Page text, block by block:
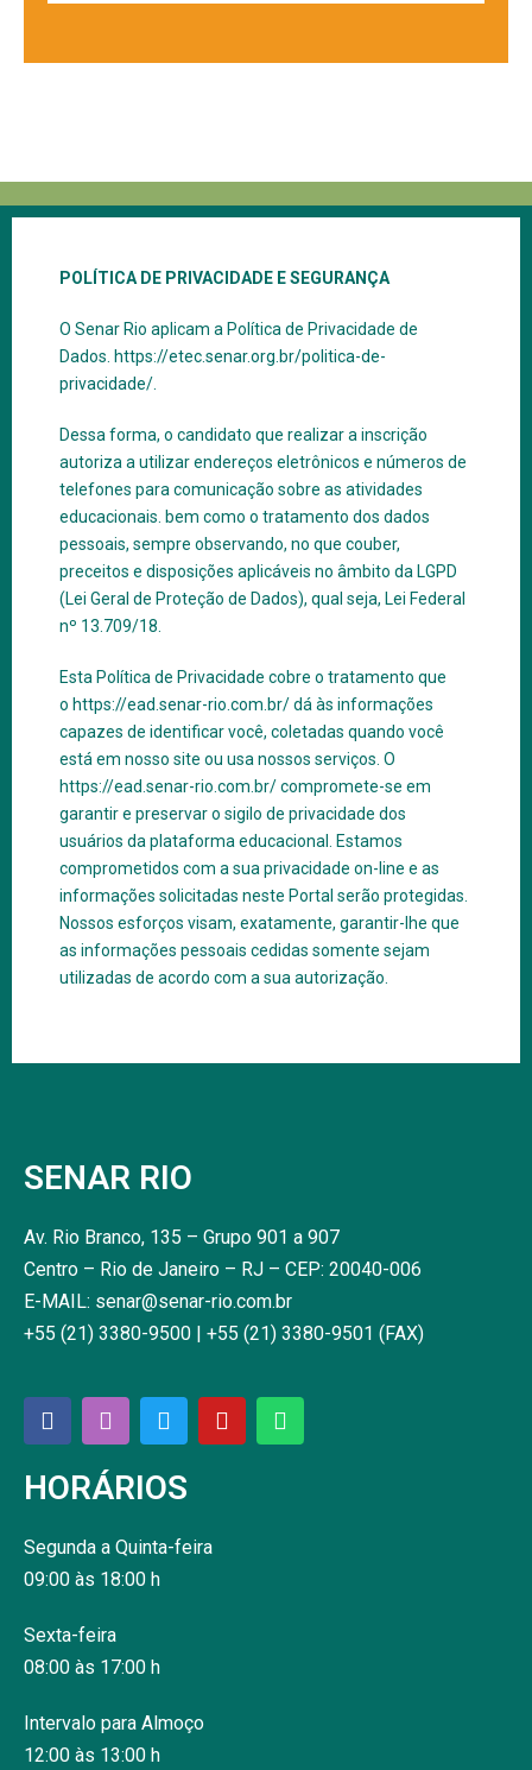
POLÍTICA DE PRIVACIDADE E SEGURANÇA
O Senar Rio aplicam a Política de Privacidade de
Dados. https://etec.senar.org.br/politica-de-
privacidade/.
Dessa forma, o candidato que realizar a inscrição
autoriza a utilizar endereços eletrônicos e números de
telefones para comunicação sobre as atividades
educacionais. bem como o tratamento dos dados
pessoais, sempre observando, no que couber,
preceitos e disposições aplicáveis no âmbito da LGPD
(Lei Geral de Proteção de Dados), qual seja, Lei Federal
nº 13.709/18.
Esta Política de Privacidade cobre o tratamento que
o https://ead.senar-rio.com.br/​ dá às informações
capazes de identificar você, coletadas quando você
está em nosso site ou usa nossos serviços. O
https://ead.senar-rio.com.br/ compromete-se em
garantir e preservar o sigilo de privacidade dos
usuários da plataforma educacional. Estamos
comprometidos com a sua privacidade on-line e as
informações solicitadas neste Portal serão protegidas.
Nossos esforços visam, exatamente, garantir-lhe que
as informações pessoais cedidas somente sejam
utilizadas de acordo com a sua autorização.
SENAR RIO
Av. Rio Branco, 135 – Grupo 901 a 907
Centro – Rio de Janeiro – RJ – CEP: 20040-006
E-MAIL: senar@senar-rio.com.br
+55 (21) 3380-9500 | +55 (21) 3380-9501 (FAX)
HORÁRIOS
Segunda a Quinta-feira
09:00 às 18:00 h
Sexta-feira
08:00 às 17:00 h
Intervalo para Almoço
12:00 às 13:00 h